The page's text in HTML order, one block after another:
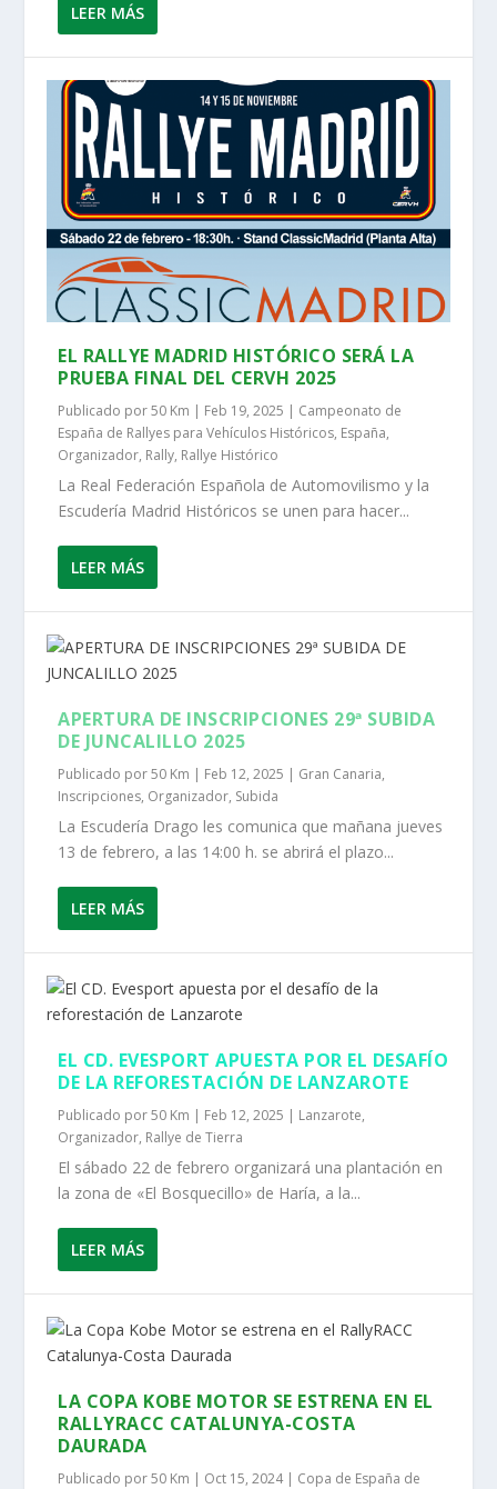
LEER MÁS
EL RALLYE MADRID HISTÓRICO SERÁ LA
PRUEBA FINAL DEL CERVH 2025
Publicado por50 Km | Feb 19, 2025 | Campeonato de
España de Rallyes para Vehículos Históricos, España,
Organizador, Rally, Rallye Histórico
La Real Federación Española de Automovilismo y la
Escudería Madrid Históricos se unen para hacer...
LEER MÁS
APERTURA DE INSCRIPCIONES 29ª SUBIDA
DE JUNCALILLO 2025
Publicado por50 Km | Feb 12, 2025 | Gran Canaria,
Inscripciones, Organizador, Subida
La Escudería Drago les comunica que mañana jueves
13 de febrero, a las 14:00 h. se abrirá el plazo...
LEER MÁS
EL CD. EVESPORT APUESTA POR EL DESAFÍO
DE LA REFORESTACIÓN DE LANZAROTE
Publicado por50 Km | Feb 12, 2025 | Lanzarote,
Organizador, Rallye de Tierra
El sábado 22 de febrero organizará una plantación en
la zona de «El Bosquecillo» de Haría, a la...
LEER MÁS
LA COPA KOBE MOTOR SE ESTRENA EN EL
RALLYRACC CATALUNYA-COSTA
DAURADA
Publicado por50 Km | Oct 15, 2024| Copa de España de